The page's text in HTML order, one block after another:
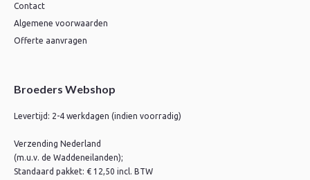
Contact
Algemene voorwaarden
Offerte aanvragen
Broeders Webshop
Levertijd: 2-4 werkdagen (indien voorradig)
Verzending Nederland
(m.u.v. de Waddeneilanden);
Standaard pakket: € 12,50 incl. BTW